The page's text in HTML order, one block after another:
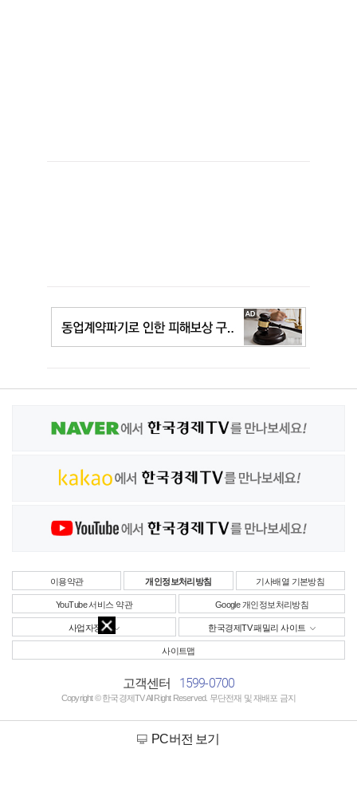
이용약관 개인정보처리방침 기사배열 기본방침
YouTube 서비스 약관 Google 개인정보처리방침
사업자정보 한국경제TV 패밀리 사이트
사이트맵
고객센터 1599-0700
Copyright © 한국경제TV All Right Reserved. 무단전재 및 재배포 금지
PC버전 보기